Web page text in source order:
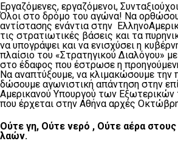
Εργαζόμενες, εργαζόμενοι,
Όλοι στο δρόμο του αγώνα! Να
αντίστασης ενάντια στην
τις στρατιωτικές βάσεις και τα
να υπογράψει και να ενισχύσει η
πλαίσιο του «Στρατηγικού Διαλόγου»
στο έδαφος που έστρωσε η
Να αναπτύξουμε, να κλιμακώσουμε την
δώσουμε αγωνιστική απάντηση στην
Αμερικανού Υπουργού των
που έρχεται στην Αθήνα αρχές
Ούτε γη, Ούτε νερό , Ούτε αέρα
λαών.